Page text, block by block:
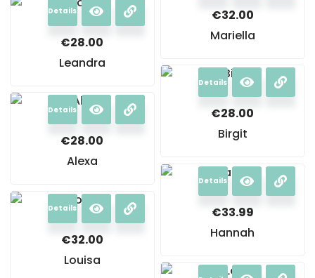
€32.00
Mariella
Details
€28.00
Leandra
Details
€28.00
Birgit
Details
€28.00
Alexa
Details
€33.99
Hannah
Details
€32.00
Louisa